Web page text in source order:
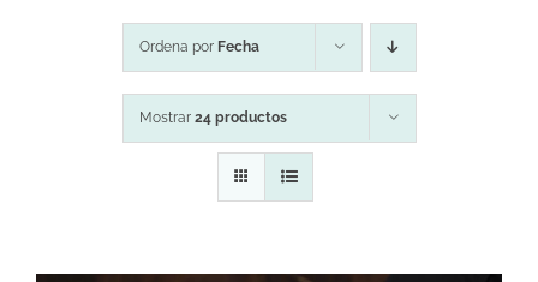
Ordena por Fecha
Mostrar 24 productos